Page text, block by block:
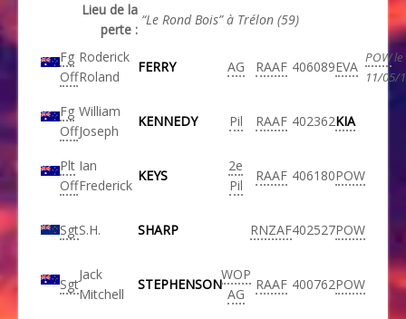
Lieu de la
perte :
“Le Rond Bois” à Trélon (59)
Fg
Off
Roderick
Roland
FERRY AG RAAF 406089EVA
POWle
11/05/
Fg
Off
William
Joseph
KENNEDY Pil RAAF 402362KIA
Plt
Off
Ian
Frederick
KEYS
2e
Pil
RAAF 406180POW
SgtS.H. SHARP RNZAF402527POW
Sgt
Jack
Mitchell
STEPHENSON
WOP
AG
RAAF 400762POW